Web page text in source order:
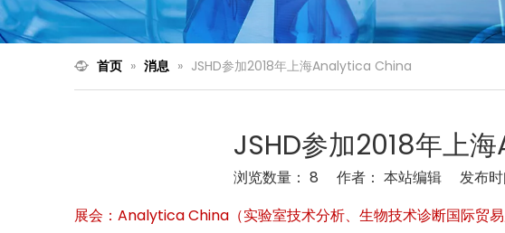
首页 » 消息 » JSHD参加2018年上海Analytica China
JSHD参加2018年上
浏览数量： 8 作者： 本站编辑 发布
["wechat","weibo","qzone","douban","email"]
展会：Analytica China（实验室技术分析、生物技术诊断国际贸易